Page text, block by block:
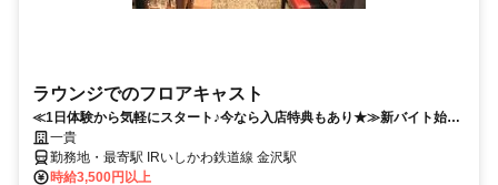
ラウンジでのフロアキャスト
≪1日体験から気軽にスタート♪今なら入店特典もあり★≫新バイト始め
るなら『一貴』でスタート★
一貴
勤務地・最寄駅 IRいしかわ鉄道線 金沢駅
時給3,500円以上